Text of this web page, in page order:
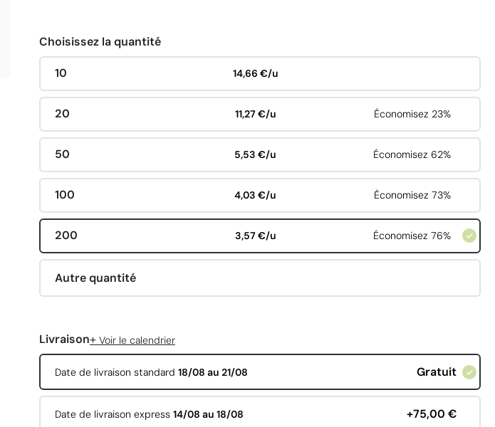
Choisissez la quantité
10 14,66 €/u
20 11,27 €/u Économisez 23%
50 5,53 €/u Économisez 62%
100 4,03 €/u Économisez 73%
200 3,57 €/u Économisez 76%
Autre quantité
Livraison+ Voir le calendrier
Date de livraison standard 18/08 au 21/08 Gratuit
Date de livraison express 14/08 au 18/08 +75,00 €